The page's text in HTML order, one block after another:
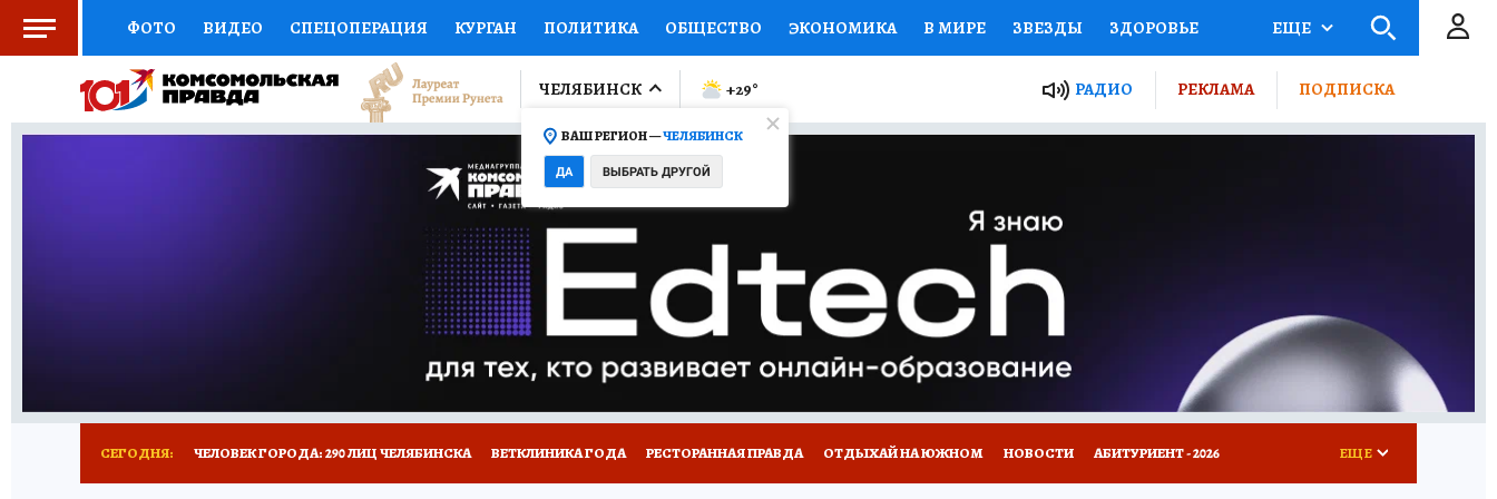
ФОТО ВИДЕО СПЕЦОПЕРАЦИЯ КУРГАН ПОЛИТИКА ОБЩЕСТВО ЭКОНОМИКА В МИРЕ ЗВЕЗДЫ ЗДОРОВЬЕ
СОЦПОДДЕРЖКА НАУКА СПОРТ КОЛУМНИСТЫ ПРОИСШЕСТВИЯ НАЦИОНАЛЬНЫЕ ПРОЕКТЫ РОССИИ
ВЫБОР ЭКСПЕРТОВ ДОКТОР ФИНАНСЫ ОТКРЫВАЕМ МИР Я ЗНАЮ СЕМЬЯ ЖЕНСКИЕ СЕКРЕТЫ ПУТЕВОДИТЕЛЬ
ПРОГНОЗЫ НА СПОРТ ПРОМОКОДЫ СЕРИАЛЫ
ТЕЛЕВИЗОР КОЛЛЕКЦИИ КОНКУРСЫ ГИД ПОТРЕБИТЕЛЯ
НОВОЕ НА САЙТЕ
ЕЩЕ
ЧЕЛЯБИНСК
ВАШ РЕГИОН —ЧЕЛЯБИНСК
ДА ВЫБРАТЬ ДРУГОЙ
+29° РАДИО РЕКЛАМА ПОДПИСКА
СЕГОДНЯ: ЧЕЛОВЕК ГОРОДА: 290 ЛИЦ ЧЕЛЯБИНСКА ВЕТКЛИНИКА ГОДА РЕСТОРАННАЯ ПРАВДА ОТДЫХАЙ НА ЮЖНОМ НОВОСТИ АБИТУРИЕНТ - 2026 ЕЩЕ